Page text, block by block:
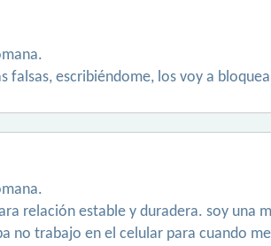
falsas, escribiéndome, los voy a
relación estable y duradera. soy una
no trabajo en el celular para cuando